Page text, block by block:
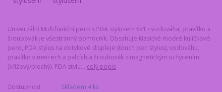
Univerzální Multifunkční pero s PDA stylusem 5v1 - vodováha, pravítko a
šroubovák je všestranný pomocník. Obsahuje klasické modré kuličkové
pero, PDA stylus na dotykové displeje (touch pen stylus), vodováhu,
pravítko v metrech a palcích a šroubovák s magnetickým uchycením
(křížový/plochý). PDA stylu... celý popis
Dostupnost
Skladem 4 ks